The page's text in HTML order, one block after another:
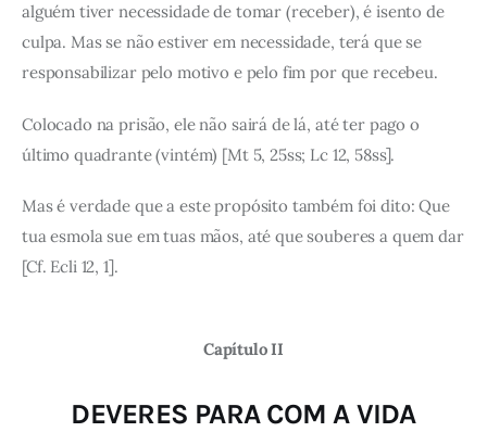
alguém tiver necessidade de tomar (receber), é isento de
culpa. Mas se não estiver em necessidade, terá que se
responsabilizar pelo motivo e pelo fim por que recebeu.
Colocado na prisão, ele não sairá de lá, até ter pago o
último quadrante (vintém) [Mt 5, 25ss; Lc 12, 58ss].
Mas é verdade que a este propósito também foi dito: Que
tua esmola sue em tuas mãos, até que souberes a quem dar
[Cf. Ecli 12, 1].
Capítulo II
DEVERES PARA COM A VIDA